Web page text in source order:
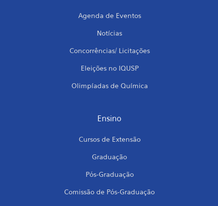
Agenda de Eventos
Notícias
Concorrências/ Licitações
Eleições no IQUSP
Olimpíadas de Química
Ensino
Cursos de Extensão
Graduação
Pós-Graduação
Comissão de Pós-Graduação